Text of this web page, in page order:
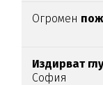
Огромен
Издирват
София